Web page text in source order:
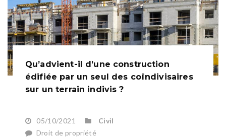
Qu’advient-il d’une construction
édifiée par un seul des coïndivisaires
sur un terrain indivis ?
05/10/2021
Civil
Droit de propriété